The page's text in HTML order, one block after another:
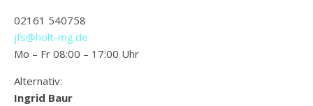
02161 540758
jfs@holt-mg.de
Mo – Fr 08:00 – 17:00 Uhr
Alternativ:
Ingrid Baur